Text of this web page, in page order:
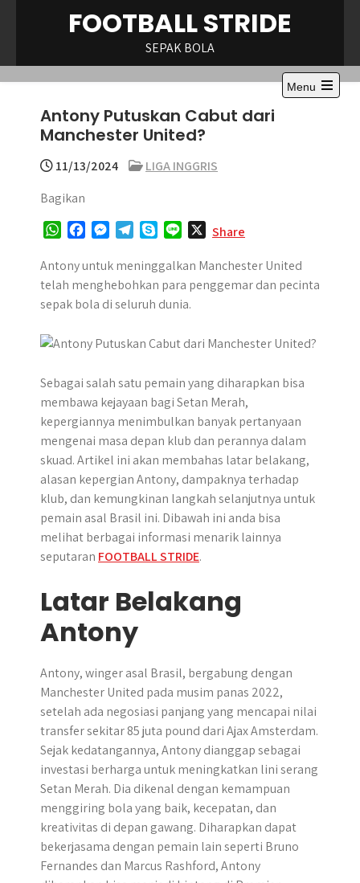
FOOTBALL STRIDE
SEPAK BOLA
Menu
Antony Putuskan Cabut dari
Manchester United?
11/13/2024
LIGA INGGRIS
Bagikan
W
a
t
s
p
c
e
b
k
s
s
e
e
l
e
g
m
y
p
e
n
e
Share
Antony untuk meninggalkan Manchester United
telah menghebohkan para penggemar dan pecinta
sepak bola di seluruh dunia.
Sebagai salah satu pemain yang diharapkan bisa
membawa kejayaan bagi Setan Merah,
kepergiannya menimbulkan banyak pertanyaan
mengenai masa depan klub dan perannya dalam
skuad. Artikel ini akan membahas latar belakang,
alasan kepergian Antony, dampaknya terhadap
klub, dan kemungkinan langkah selanjutnya untuk
pemain asal Brasil ini. Dibawah ini anda bisa
melihat berbagai informasi menarik lainnya
seputaran FOOTBALL STRIDE.
Latar Belakang
Antony
Antony, winger asal Brasil, bergabung dengan
Manchester United pada musim panas 2022,
setelah ada negosiasi panjang yang mencapai nilai
transfer sekitar 85 juta pound dari Ajax Amsterdam.
Sejak kedatangannya, Antony dianggap sebagai
investasi berharga untuk meningkatkan lini serang
Setan Merah. Dia dikenal dengan kemampuan
menggiring bola yang baik, kecepatan, dan
kreativitas di depan gawang. Diharapkan dapat
bekerjasama dengan pemain lain seperti Bruno
Fernandes dan Marcus Rashford, Antony